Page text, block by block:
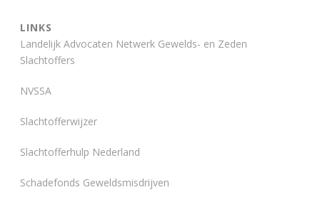
LINKS
Landelijk Advocaten Netwerk Gewelds- en Zeden
Slachtoffers
NVSSA
Slachtofferwijzer
Slachtofferhulp Nederland
Schadefonds Geweldsmisdrijven